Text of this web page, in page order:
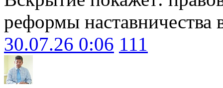
реформы наставничества
30.07.26 0:06 111